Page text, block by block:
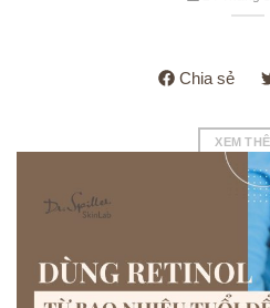
XEM
Chia sẻ